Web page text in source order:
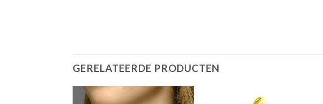
GERELATEERDE PRODUCTEN